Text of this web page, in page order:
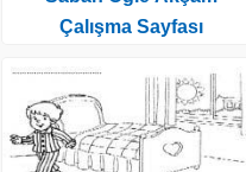
Çalışma Sayfası